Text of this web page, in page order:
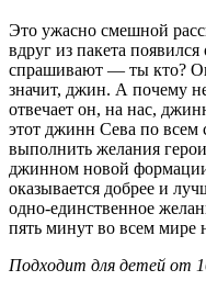
Это ужасно смешной
вдруг из пакета
спрашивают — ты кто? Он
значит, джин. А почему
отвечает он, на нас,
этот джинн Сева по всем
выполнить желания
джинном новой
оказывается добрее и
одно-единственное
пять минут во всем мире
Подходит для детей от